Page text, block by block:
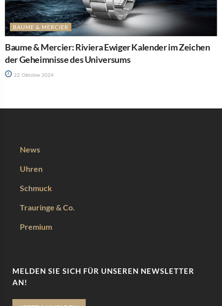
BAUME & MERCIER
Baume & Mercier: Riviera Ewiger Kalender im Zeichen
der Geheimnisse des Universums
22. Oktober 2024
News
Uhren
Schmuck
Trauringe & Co.
Premium
MELDEN SIE SICH FÜR UNSEREN NEWSLETTER
AN!